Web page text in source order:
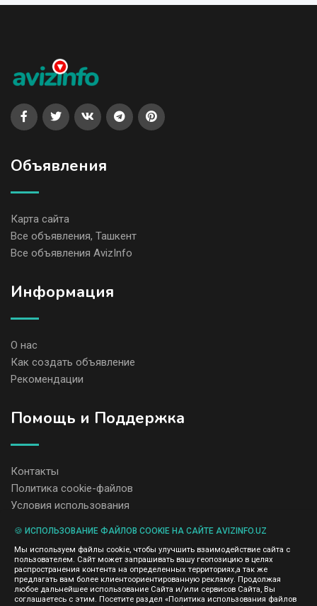
Объявления
Карта сайта
Все объявления, Ташкент
Все объявления AvizInfo
Информация
О нас
Как создать объявление
Рекомендации
Помощь и Поддержка
Контакты
Политика cookie-файлов
Условия использования
содержание размещенных объявлений.
Мы ценим конфиденциальность наших пользователей. Мы не
передаем и не продаем личную информацию зарегистрированных
пользователей AvizInfo.uz третьим лицам. Мы не отвечаем за
правила конфиденциальности сайтов на которые ссылается
🍪 ИСПОЛЬЗОВАНИЕ ФАЙЛОВ COOKIE НА САЙТЕ AVIZINFO.UZ
Мы используем файлы cookie, чтобы улучшить взаимодействие сайта с
пользователем. Сайт может запрашивать вашу геопозицию в целях
распространения контента на определенных территориях,а так же
предлагать вам более клиентоориентированную рекламу. Продолжая
любое дальнейшее использование Сайта и/или сервисов Сайта, Вы
соглашаетесь с этим. Посетите раздел «Политика использования файлов